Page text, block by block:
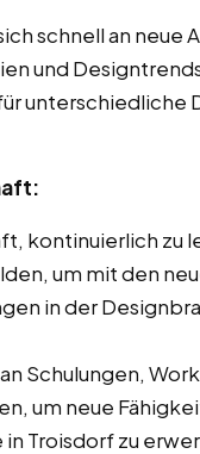
schnell an neue
und
unterschiedliche
kontinuierlich zu
um mit den
in der
Schulungen,
um neue
in Troisdorf zu